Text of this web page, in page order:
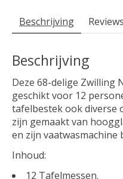
Beschrijving
Beschrijving
Deze 68-delige Zwilling
geschikt voor 12
tafelbestek ook diverse
zijn gemaakt van
en zijn vaatwasmachine
Inhoud:
12 Tafelmessen.